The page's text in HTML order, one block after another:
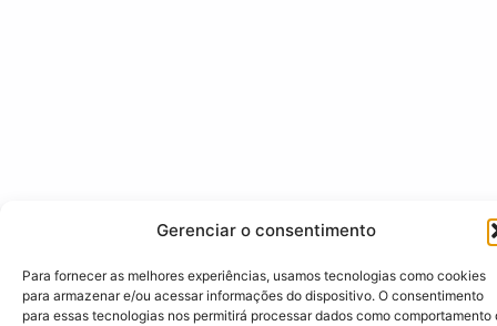
Gerenciar o consentimento
Para fornecer as melhores experiências, usamos tecnologias como cookies
para armazenar e/ou acessar informações do dispositivo. O consentimento
para essas tecnologias nos permitirá processar dados como comportamento